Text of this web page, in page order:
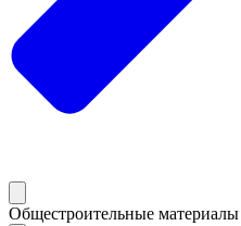
Общестроительные материалы